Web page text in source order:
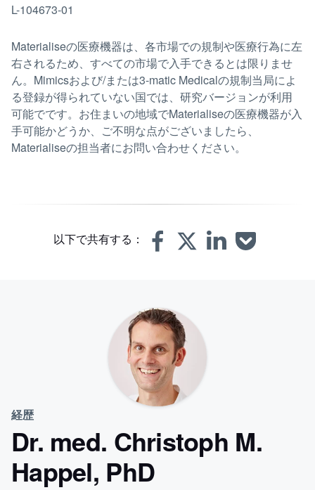
L-104673-01
Materialiseの医療機器は、各市場での規制や医療行為に左
右されるため、すべての市場で入手できるとは限りませ
ん。Mimicsおよび/または3-matic Medicalの規制当局によ
る登録が得られていない国では、研究バージョンが利用
可能でです。お住まいの地域でMaterialiseの医療機器が入
手可能かどうか、ご不明な点がございましたら、
Materialiseの担当者にお問い合わせください。
以下で共有する：
経歴
Dr. med. Christoph M.
Happel, PhD